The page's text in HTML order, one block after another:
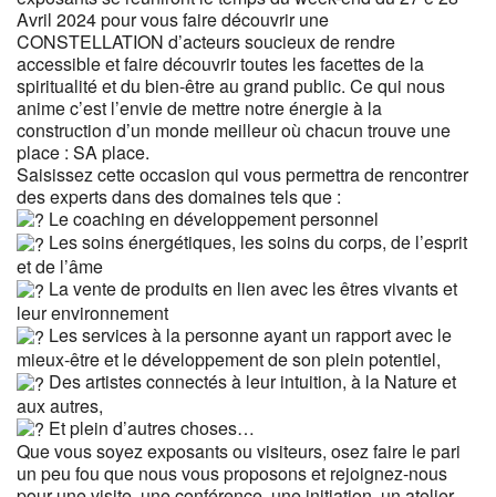
Avril 2024 pour vous faire découvrir une
CONSTELLATION d’acteurs soucieux de rendre
accessible et faire découvrir toutes les facettes de la
spiritualité et du bien-être au grand public. Ce qui nous
anime c’est l’envie de mettre notre énergie à la
construction d’un monde meilleur où chacun trouve une
place : SA place.
Saisissez cette occasion qui vous permettra de rencontrer
des experts dans des domaines tels que :
Le coaching en développement personnel
Les soins énergétiques, les soins du corps, de l’esprit
et de l’âme
La vente de produits en lien avec les êtres vivants et
leur environnement
Les services à la personne ayant un rapport avec le
mieux-être et le développement de son plein potentiel,
Des artistes connectés à leur intuition, à la Nature et
aux autres,
Et plein d’autres choses…
Que vous soyez exposants ou visiteurs, osez faire le pari
un peu fou que nous vous proposons et rejoignez-nous